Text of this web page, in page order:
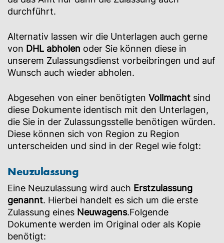
durchführt.
Alternativ lassen wir die Unterlagen auch gerne
von DHL abholen oder Sie können diese in
unserem Zulassungsdienst vorbeibringen und auf
Wunsch auch wieder abholen.
Abgesehen von einer benötigten Vollmacht sind
diese Dokumente identisch mit den Unterlagen,
die Sie in der Zulassungsstelle benötigen würden.
Diese können sich von Region zu Region
unterscheiden und sind in der Regel wie folgt:
Neuzulassung
Eine Neuzulassung wird auch Erstzulassung
genannt. Hierbei handelt es sich um die erste
Zulassung eines Neuwagens.Folgende
Dokumente werden im Original oder als Kopie
benötigt: